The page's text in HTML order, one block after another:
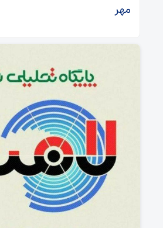
مهر